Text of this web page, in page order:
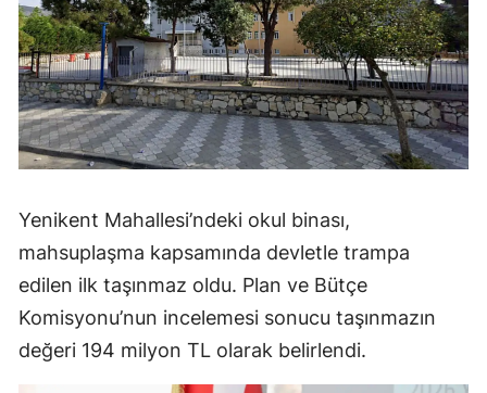
Yenikent Mahallesi’ndeki okul binası,
mahsuplaşma kapsamında devletle trampa
edilen ilk taşınmaz oldu. Plan ve Bütçe
Komisyonu’nun incelemesi sonucu taşınmazın
değeri 194 milyon TL olarak belirlendi.